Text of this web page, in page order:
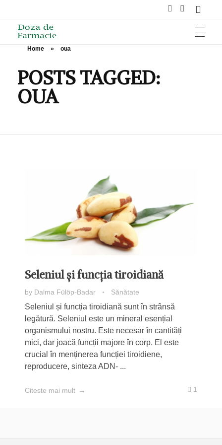
SĂNĂTATE
ÎNGRIJIRE ȘI FRUMUSEȚE
Home » oua
POSTS TAGGED:
OUA
Seleniul și funcția tiroidiană
by Dalma Fülöp-Badar Sănătate
Seleniul și funcția tiroidiană sunt în strânsă
legătură. Seleniul este un mineral esențial
organismului nostru. Este necesar în cantități
mici, dar joacă funcții majore în corp. El este
crucial în menținerea funcției tiroidiene,
reproducere, sinteza ADN- ...
Citeste mai mult 1